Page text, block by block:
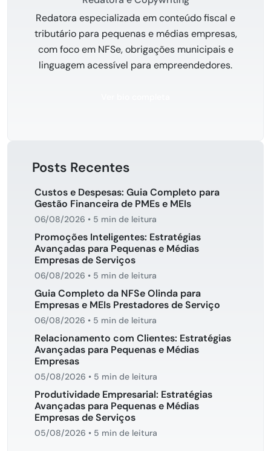
Redatora especializada em conteúdo fiscal e
tributário para pequenas e médias empresas,
com foco em NFSe, obrigações municipais e
linguagem acessível para empreendedores.
Posts Recentes
Custos e Despesas: Guia Completo para
Gestão Financeira de PMEs e MEIs
06/08/2026 • 5 min de leitura
Promoções Inteligentes: Estratégias
Avançadas para Pequenas e Médias
Empresas de Serviços
06/08/2026 • 5 min de leitura
Guia Completo da NFSe Olinda para
Empresas e MEIs Prestadores de Serviço
06/08/2026 • 5 min de leitura
Relacionamento com Clientes: Estratégias
Avançadas para Pequenas e Médias
Empresas
05/08/2026 • 5 min de leitura
Produtividade Empresarial: Estratégias
Avançadas para Pequenas e Médias
Empresas de Serviços
05/08/2026 • 5 min de leitura